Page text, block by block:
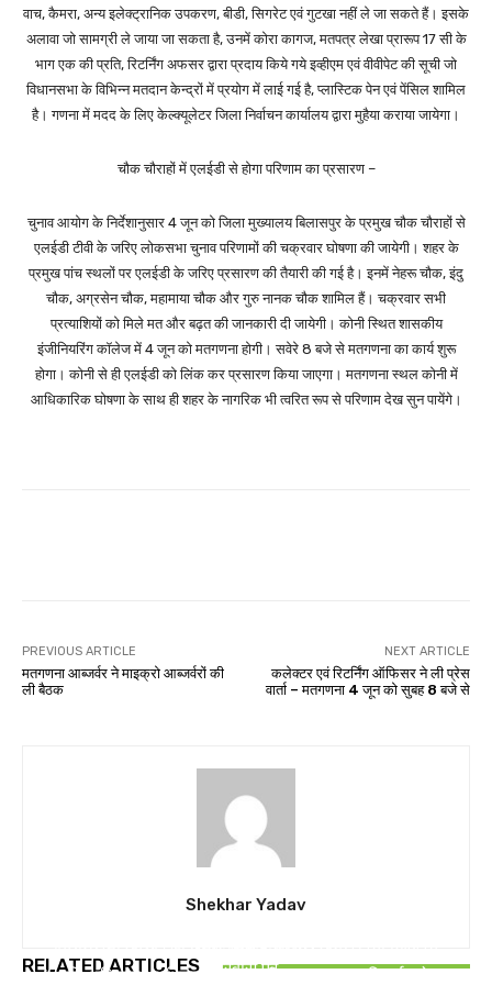
वाच, कैमरा, अन्य इलेक्ट्रानिक उपकरण, बीडी, सिगरेट एवं गुटखा नहीं ले जा सकते हैं। इसके
अलावा जो सामग्री ले जाया जा सकता है, उनमें कोरा कागज, मतपत्र लेखा प्रारूप 17 सी के
भाग एक की प्रति, रिटर्निंग अफसर द्वारा प्रदाय किये गये इव्हीएम एवं वीवीपेट की सूची जो
विधानसभा के विभिन्न मतदान केन्द्रों में प्रयोग में लाई गई है, प्लास्टिक पेन एवं पेंसिल शामिल
है। गणना में मदद के लिए केल्क्यूलेटर जिला निर्वाचन कार्यालय द्वारा मुहैया कराया जायेगा।
चौक चौराहों में एलईडी से होगा परिणाम का प्रसारण –
चुनाव आयोग के निर्देशानुसार 4 जून को जिला मुख्यालय बिलासपुर के प्रमुख चौक चौराहों से
एलईडी टीवी के जरिए लोकसभा चुनाव परिणामों की चक्रवार घोषणा की जायेगी। शहर के
प्रमुख पांच स्थलों पर एलईडी के जरिए प्रसारण की तैयारी की गई है। इनमें नेहरू चौक, इंदु
चौक, अग्रसेन चौक, महामाया चौक और गुरु नानक चौक शामिल हैं। चक्रवार सभी
प्रत्याशियों को मिले मत और बढ़त की जानकारी दी जायेगी। कोनी स्थित शासकीय
इंजीनियरिंग कॉलेज में 4 जून को मतगणना होगी। सवेरे 8 बजे से मतगणना का कार्य शुरू
होगा। कोनी से ही एलईडी को लिंक कर प्रसारण किया जाएगा। मतगणना स्थल कोनी में
आधिकारिक घोषणा के साथ ही शहर के नागरिक भी त्वरित रूप से परिणाम देख सुन पायेंगे।
PREVIOUS ARTICLE
मतगणना आब्जर्वर ने माइक्रो आब्जर्वरों की
ली बैठक
NEXT ARTICLE
कलेक्टर एवं रिटर्निंग ऑफिसर ने ली प्रेस
वार्ता – मतगणना 4 जून को सुबह 8 बजे से
Shekhar Yadav
RELATED ARTICLES
प्रवास पर
“आदि अमितान” अभियान के तहत पी.एम. जनमन यूनिवर्सल हेल्थ